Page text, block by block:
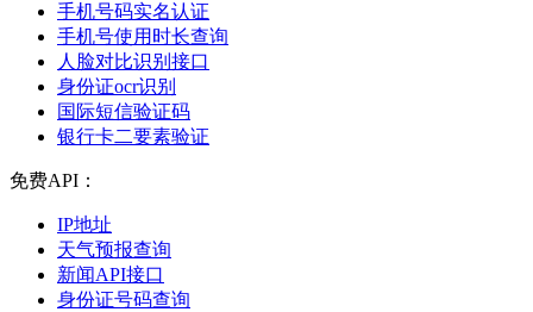
手机号码实名认证
手机号使用时长查询
人脸对比识别接口
身份证ocr识别
国际短信验证码
银行卡二要素验证
免费API：
IP地址
天气预报查询
新闻API接口
身份证号码查询